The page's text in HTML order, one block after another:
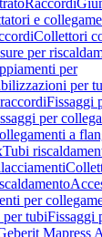
Raccordi
e
Collettori
per
per
per
Fissaggi
per
a
Tubi
per
per tubiFissaggi
Mapress